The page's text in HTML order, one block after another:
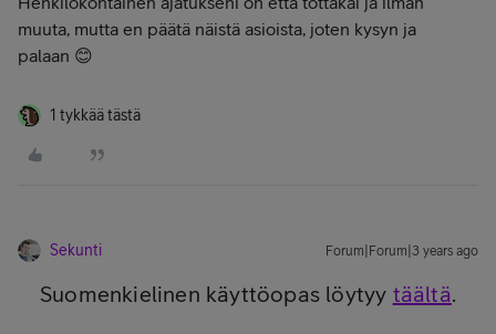
muuta, mutta en päätä näistä asioista, joten kysyn ja
palaan 😊
1 tykkää tästä
Sekunti Forum|Forum|3 years ago
Suomenkielinen käyttöopas löytyy täältä.